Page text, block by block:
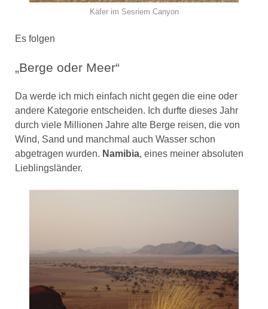
Käfer im Sesriem Canyon
Es folgen
„Berge oder Meer“
Da werde ich mich einfach nicht gegen die eine oder
andere Kategorie entscheiden. Ich durfte dieses Jahr
durch viele Millionen Jahre alte Berge reisen, die von
Wind, Sand und manchmal auch Wasser schon
abgetragen wurden. Namibia, eines meiner absoluten
Lieblingsländer.